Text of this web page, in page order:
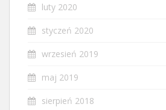
luty 2020
styczeń 2020
wrzesień 2019
maj 2019
sierpień 2018